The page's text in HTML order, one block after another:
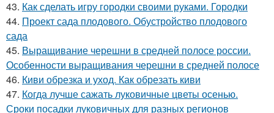
43. Как сделать игру городки своими руками. Городки
44. Проект сада плодового. Обустройство плодового
сада
45. Выращивание черешни в средней полосе россии.
Особенности выращивания черешни в средней полосе
46. Киви обрезка и уход. Как обрезать киви
47. Когда лучше сажать луковичные цветы осенью.
Сроки посадки луковичных для разных регионов